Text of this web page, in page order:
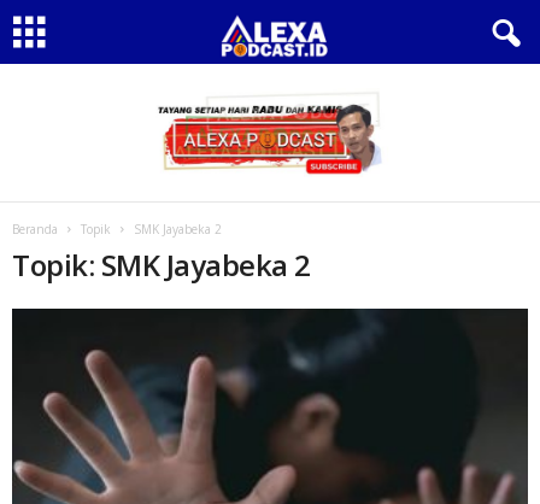
Beranda Topik SMK Jayabeka 2
Topik: SMK Jayabeka 2